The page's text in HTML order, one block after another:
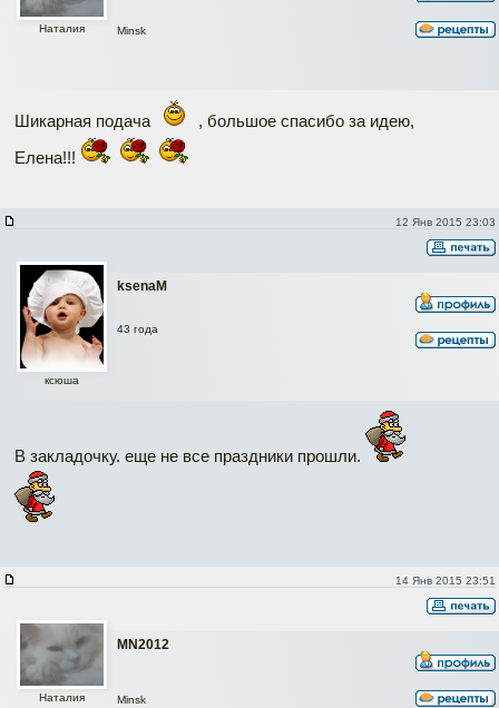
Наталия Minsk
Шикарная подача
, большое спасибо за идею,
Елена!!!
12 Янв 2015 23:03
ksenaM
ксюша
43 года
В закладочку. еще не все праздники прошли.
14 Янв 2015 23:51
MN2012
Наталия Minsk